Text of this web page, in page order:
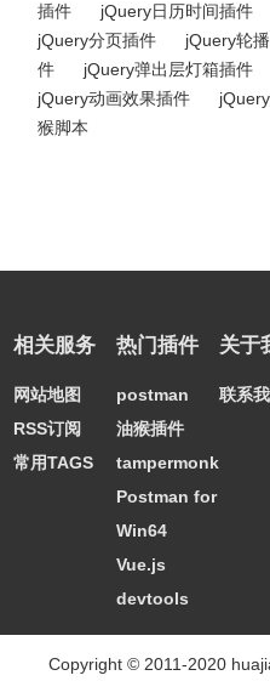
插件
jQuery日历时间插件
jQuery分页插件
jQuery轮
件
jQuery弹出层灯箱插件
jQuery动画效果插件
猴脚本
相关服务
网站地图
RSS订阅
常用TAGS
热门插件
postman
油猴插件
tampermonkey
Postman for
Win64
Vue.js
devtools
关于
联系
Copyright © 2011-2020